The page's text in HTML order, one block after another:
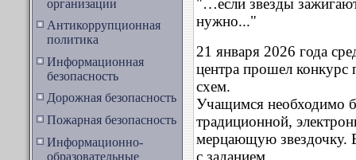
организации
Антикоррупционная
политика
Информационная
безопасность
Дорожная безопасность
Пожарная безопасность
Информационно-
образовательные
"…если звезды
нужно..."
21 января 2026 года
центра прошел конкурс
схем.
Учащимся необходимо
традиционной,
мерцающую звездочку.
с заданием .